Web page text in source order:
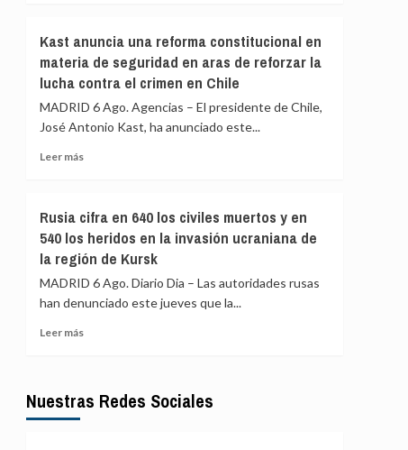
en
el
ataque
mató
a
verde:
pagar
menos,
más
Kast anuncia una reforma constitucional en
materia de seguridad en aras de reforzar la
lucha contra el crimen en Chile
MADRID 6 Ago. Agencias – El presidente de Chile,
José Antonio Kast, ha anunciado este...
Leer másLeer
anuncia
una
reforma
en
materia
reforzar
Rusia cifra en 640 los civiles muertos y en
540 los heridos en la invasión ucraniana de
la región de Kursk
MADRID 6 Ago. Diario Dia – Las autoridades rusas
han denunciado este jueves que la...
Leer másLeer
cifra
Nuestras Redes Sociales